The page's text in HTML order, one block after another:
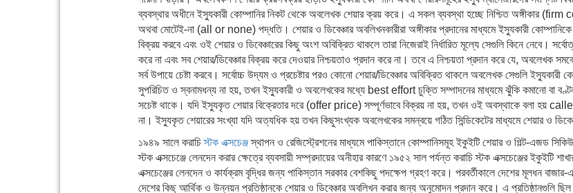
ব্যবস্থার অধীনে ইস্যুকারী কোম্পানির নিকট থেকে অবলেখক শেয়ার ক্রয় করে। এ সকল ব্যবস্থা হচ্ছে নিশ্চিত অঙ্গীকার
অথবা মোটেই-না (all or none) পদ্ধতি। শেয়ার ও ডিবেঞ্চার অবলিখনকারীরা অঙ্গীকার প্রদানের মাধ্যমে ইস্যুকারী কোম্পানিকে
বিক্রয় করবে এবং ওই শেয়ার ও ডিবেঞ্চারের কিছু অংশ অবিক্রিত থাকলে তারা নিজেরাই নির্ধারিত মূল্যে সেগুলি কিনে নেবে।
করে না এবং সব শেয়ার/ডিবেঞ্চার বিক্রয় করে দেওয়ার নিশ্চয়তাও প্রদান করে না। তবে এ নিশ্চয়তা প্রদান করে যে, অবলেখক
সর্ব উপায়ে চেষ্টা করবে। সর্বোচ্চ উদ্যম ও প্রচেষ্টার পরও কোনো শেয়ার/ডিবেঞ্চার অবিক্রিত থাকলে অবলেখক সেগুলি ইস্যুকারী
সুপরিচিত ও স্বনামধন্য না হয়, তখন ইস্যুকারী ও অবলেখকের মধ্যে best effort চুক্তি সম্পাদনের মাধ্যমে ঝুঁকি কমানো বা
সচেষ্ট থাকে। যদি ইস্যুকৃত শেয়ার বিক্রেতার দরে (offer price) সম্পূর্ণভাবে বিক্রয় না হয়, তখন ওই অবস্থাকে বলা হয়
না। ইস্যুকৃত শেয়ারের সংখ্যা যদি অত্যধিক হয় তখন কিছুসংখ্যক অবলেখকের সমন্বয়ে গঠিত সিন্ডিকেটের মাধ্যমে শেয়ার ও
১৯৪৯ সালে করাচিস্টক এক্সচেঞ্জস্থাপন ও রেজিস্ট্রেশনের মাধ্যমে পাকিস্তানে কোম্পানিসমূহ ইকুইটি শেয়ার ও গিল্ট-এজড
স্টক এক্সচেঞ্জে লেনদেন করার ক্ষেত্রে ব্যবসায়ী সম্প্রদায়ের অনীহার কারণে ১৯৫২ সাল পর্যন্ত করাচি স্টক এক্সচেঞ্জের
এক্সচেঞ্জের লেনদেন ও কার্যক্রম বৃদ্ধির জন্য পাকিস্তান সরকার বেশকিছু পদক্ষেপ গ্রহণ করে। পরবর্তীকালে দেশের মূলধন
দেশের কিছু আর্থিক ও উন্নয়ন প্রতিষ্ঠানকে শেয়ার ও ডিবেঞ্চার অবলিখন করার জন্য অনুমোদন প্রদান করে। এ প্রতিষ্ঠানগুলি ছিল